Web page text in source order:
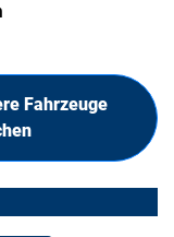
Fahrzeuge